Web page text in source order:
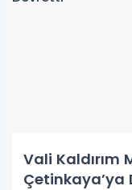
Vali Kaldırım
Çetinkaya’ya